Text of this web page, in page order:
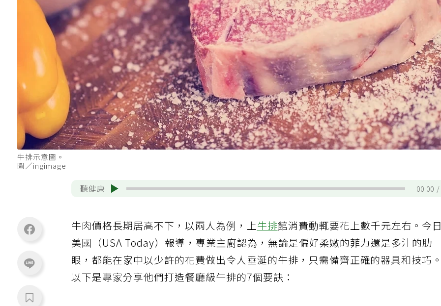
牛排示意圖。
圖／ingimage
聽健康 00:00
牛肉價格長期居高不下，以兩人為例，上牛排館消費動輒要花上數千元左右。今日
美國（USA Today）報導，專業主廚認為，無論是偏好柔嫩的菲力還是多汁的肋
眼，都能在家中以少許的花費做出令人垂涎的牛排，只需備齊正確的器具和技巧。
以下是專家分享他們打造餐廳級牛排的7個要訣：